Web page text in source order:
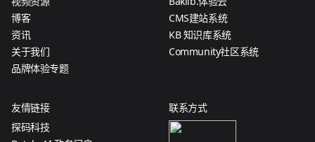
博客
资讯
关于我们
品牌体验专题
CMS建站系统
KB 知识库系统
Community社区系统
友情链接
探码科技
联系方式